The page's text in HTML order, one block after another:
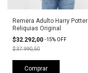
Remera Adulto Harry Potter
Reliquias Original
$32.292,00 -15% OFF
$37.990,50
Comprar